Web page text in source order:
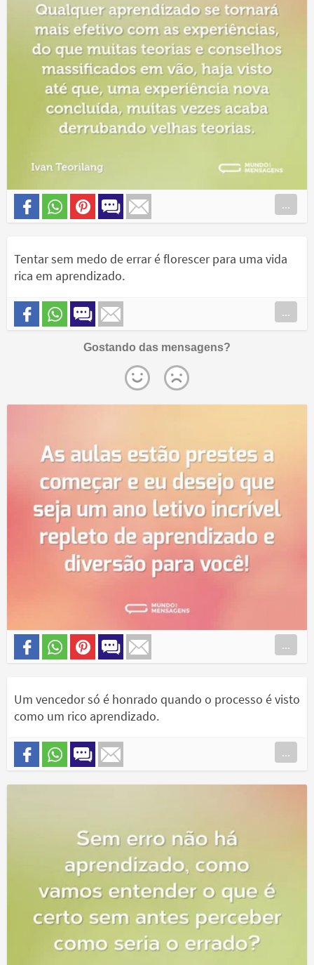
...
Tentar sem medo de errar é florescer para uma vida
rica em aprendizado.
...
Gostando das mensagens?
...
Um vencedor só é honrado quando o processo é visto
como um rico aprendizado.
...